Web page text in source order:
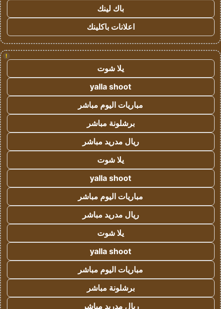
باك لينك
اعلانات باكلينك
!
يلا شوت
yalla shoot
مباريات اليوم مباشر
برشلونة مباشر
ريال مدريد مباشر
يلا شوت
yalla shoot
مباريات اليوم مباشر
ريال مدريد مباشر
يلا شوت
yalla shoot
مباريات اليوم مباشر
برشلونة مباشر
ريال مدريد مباشر